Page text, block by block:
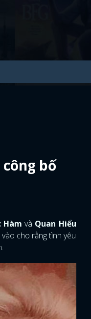
bố
Hàmvà Quan Hiểu
cho rằng tình yêu